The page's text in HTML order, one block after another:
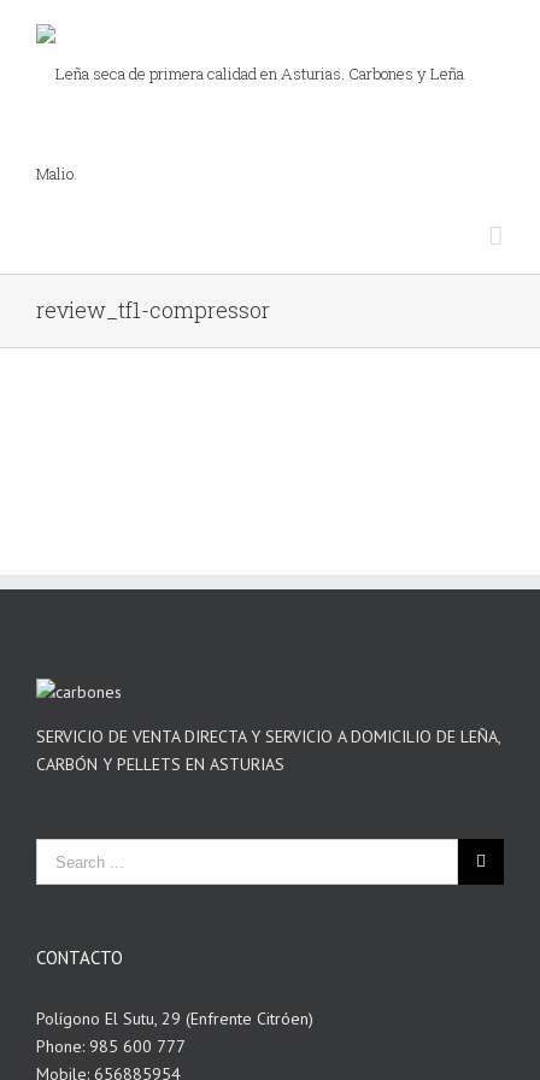
review_tf1-compressor
SERVICIO DE VENTA DIRECTA Y SERVICIO A DOMICILIO DE LEÑA,
CARBÓN Y PELLETS EN ASTURIAS
CONTACTO
Polígono El Sutu, 29 (Enfrente Citróen)
Phone: 985 600 777
Mobile: 656885954